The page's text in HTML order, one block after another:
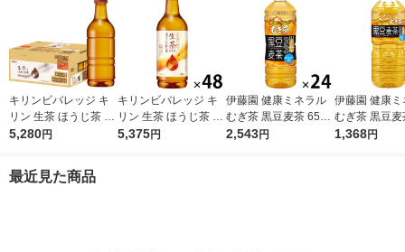
キリンビバレッジ キ
リン 生茶 ほうじ茶 ラ
ベルレス 525ml 1セッ
5,280円
キリンビバレッジ キ
リン 生茶 ほうじ茶 52
5ml 1セット（48本）
5,375円
伊藤園 健康ミネラル
むぎ茶 黒豆麦茶 650
ml 1箱（24本入）
2,543円
伊藤園 健康ミ
むぎ茶 黒豆
箱（6本入）
1,368円
最近見た商品